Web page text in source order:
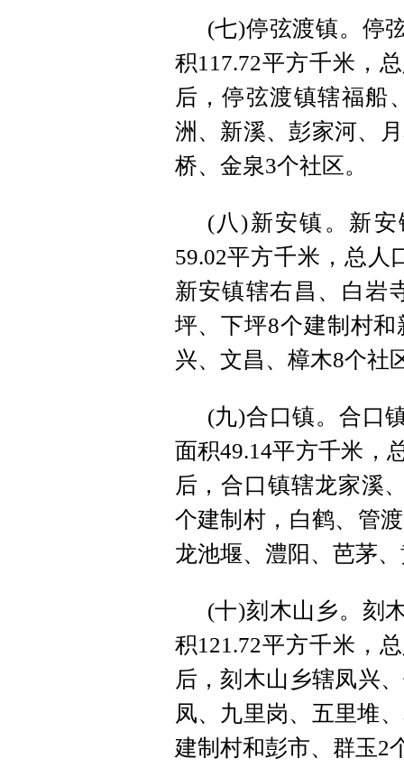
(七)停弦渡镇。停
积117.72平方千米，
后，停弦渡镇辖福船
洲、新溪、彭家河、
桥、金泉3个社区。
(八)新安镇。新
59.02平方千米，总人
新安镇辖右昌、白岩
坪、下坪8个建制村
兴、文昌、樟木8个社
(九)合口镇。合口
面积49.14平方千米，
后，合口镇辖龙家溪
个建制村，白鹤、管
龙池堰、澧阳、芭茅
(十)刻木山乡。刻
积121.72平方千米，
后，刻木山乡辖凤兴
凤、九里岗、五里堆
建制村和彭市、群玉2